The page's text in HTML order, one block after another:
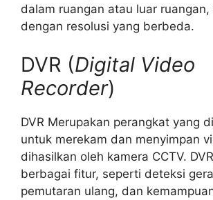
dalam ruangan atau luar
dengan resolusi yang berbeda.
DVR (Digital Video
Recorder)
DVR Merupakan perangkat yang
untuk merekam dan menyimpan
dihasilkan oleh kamera CCTV.
berbagai fitur, seperti deteksi
pemutaran ulang, dan